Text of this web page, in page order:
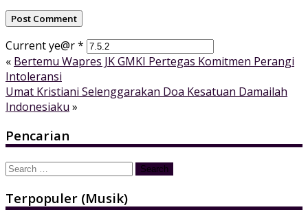
Current ye@r*
« Bertemu Wapres JK GMKI Pertegas Komitmen Perangi
Intoleransi
Umat Kristiani Selenggarakan Doa Kesatuan Damailah
Indonesiaku »
Pencarian
Search
Terpopuler (Musik)